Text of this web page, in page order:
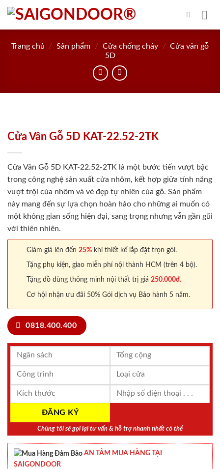
Skip
content
Trang chủ / Sản phẩm / Cửa chống cháy / Cửa vân gỗ
5D
Cửa Vân Gỗ 5D KAT-22.52-2TK
Cửa Vân Gỗ 5D KAT-22.52-2TK là một bước tiến vượt bậc
trong công nghệ sản xuất cửa nhôm, kết hợp giữa tính năng
vượt trội của nhôm và vẻ đẹp tự nhiên của gỗ. Sản phẩm
này mang đến sự lựa chọn hoàn hảo cho những ai muốn có
một không gian sống hiện đại, sang trọng nhưng vẫn gần gũi
với thiên nhiên.
Giảm giá lên đến 25% khi thiết kế lắp đặt trọn gói.
Tặng phụ kiện, giao miễn phí nội thành HCM (trên 4 bộ).
Tặng đồ dùng thông minh nội thất trị giá 250.000đ.
Cơ hội nhận ưu đãi 50% Gói dịch vụ Bảo hành 5 năm.
0818.400.400
Chúng tôi sẽ gọi lại tư vấn & hỗ trợ nhanh nhất có thể
AN TÂM MUA HÀNG TẠI
SAIGONDOOR